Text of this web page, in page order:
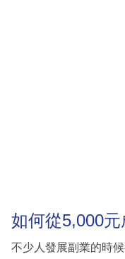
如何從5,000
不少人發展副業的時